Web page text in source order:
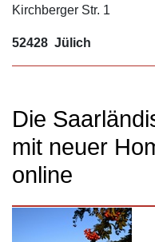
Kirchberger Str. 1
52428 Jülich
Die
mit neuer
online